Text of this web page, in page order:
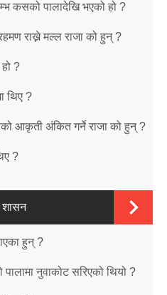
कसको पालादेखि भएको हो ?
राख्ने मल्ल राजा को हुन् ?
?
थिए ?
आकृती अंकित गर्ने राजा को हुन् ?
?
शासन
हुन् ?
नुवाकोट सरिएको थियो ?